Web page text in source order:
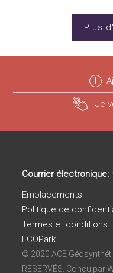
Plus
Je
Courrier électronique:
Emplacements
Politique de
Termes et conditions
ECOPark
© 2020 ACE
RÉSERVÉS. Conçu par